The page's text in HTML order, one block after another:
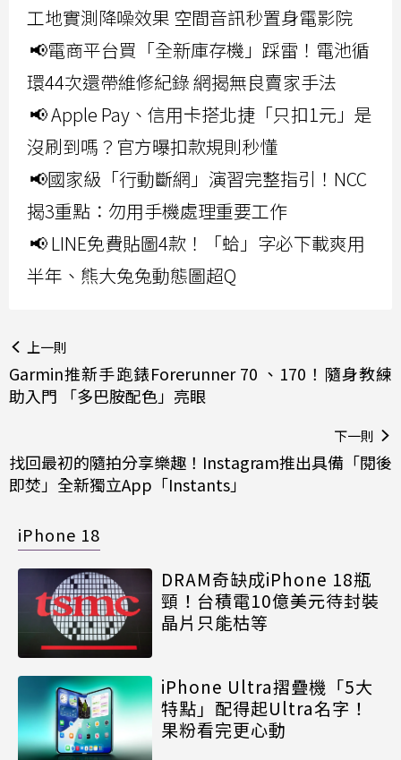
工地實測降噪效果 空間音訊秒置身電影院
📢電商平台買「全新庫存機」踩雷！電池循
環44次還帶維修紀錄 網揭無良賣家手法
📢 Apple Pay、信用卡搭北捷「只扣1元」是
沒刷到嗎？官方曝扣款規則秒懂
📢國家級「行動斷網」演習完整指引！NCC
揭3重點：勿用手機處理重要工作
📢 LINE免費貼圖4款！「蛤」字必下載爽用
半年、熊大兔兔動態圖超Q
上一則
Garmin推新手跑錶Forerunner 70 、170！隨身教練
助入門 「多巴胺配色」亮眼
下一則
找回最初的隨拍分享樂趣！Instagram推出具備「閱後
即焚」全新獨立App「Instants」
iPhone 18
DRAM奇缺成iPhone 18瓶
頸！台積電10億美元待封裝
晶片只能枯等
iPhone Ultra摺疊機「5大
特點」配得起Ultra名字！
果粉看完更心動